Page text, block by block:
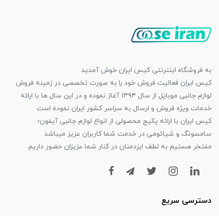
به فروشگاه اینترنتی کیس ایران خوش آمدید
کیس ایران فعالیت فروش خود را به صورت تخصصی در زمینه فروش
لوازم جانبی موبایل از سال ۱۳۹۴ آغاز نموده و در این سال ها با ارائه
خدمات ویژه فروش و ارسال به سراسر کشور ایران نموده است
کیس ایران با ارائه پکیج محصولی از انواع لوازم جانبی آیفون؛
سامسونگ و شیائومی در خدمت شما کاربران عزیز میباشد
مفتخر هستیم به لطف ایزدمنان در کنار شما عزیزان حضور داریم
دسترسی سریع